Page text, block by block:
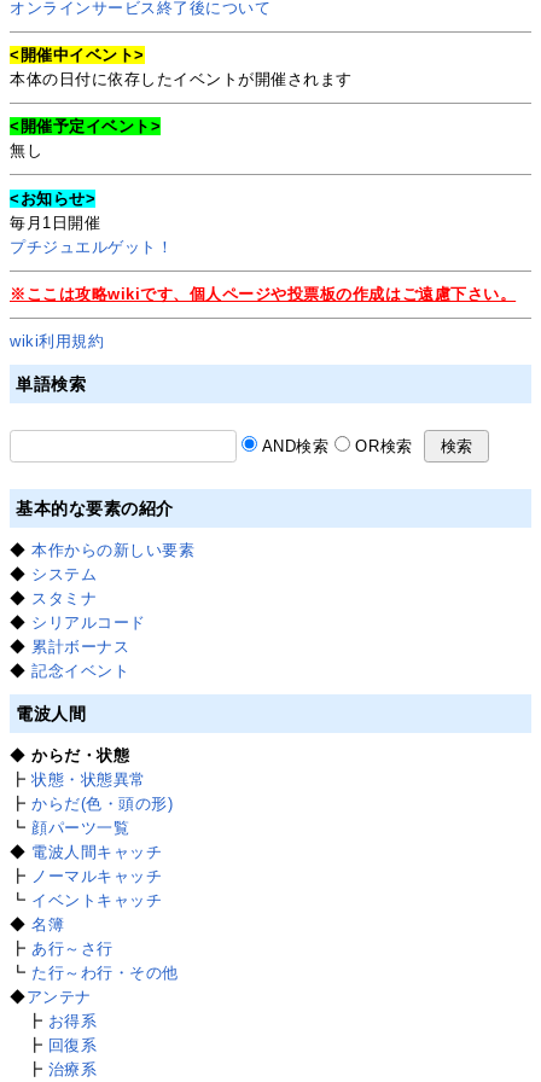
オンラインサービス終了後について
<開催中イベント>
本体の日付に依存したイベントが開催されます
<開催予定イベント>
無し
<お知らせ>
毎月1日開催
プチジュエルゲット！
※ここは攻略wikiです、個人ページや投票板の作成はご遠慮下さい。
wiki利用規約
単語検索
AND検索 OR検索
基本的な要素の紹介
◆本作からの新しい要素
◆ システム
◆ スタミナ
◆ シリアルコード
◆ 累計ボーナス
◆記念イベント
電波人間
◆からだ・状態
┣状態・状態異常
┣からだ(色・頭の形)
┗ 顔パーツ一覧
◆ 電波人間キャッチ
┣ ノーマルキャッチ
┗ イベントキャッチ
◆名簿
┣あ行～さ行
┗ た行～わ行・その他
◆アンテナ
┣ お得系
┣ 回復系
┣ 治療系